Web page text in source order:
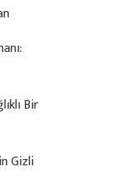
Bir
Gizli